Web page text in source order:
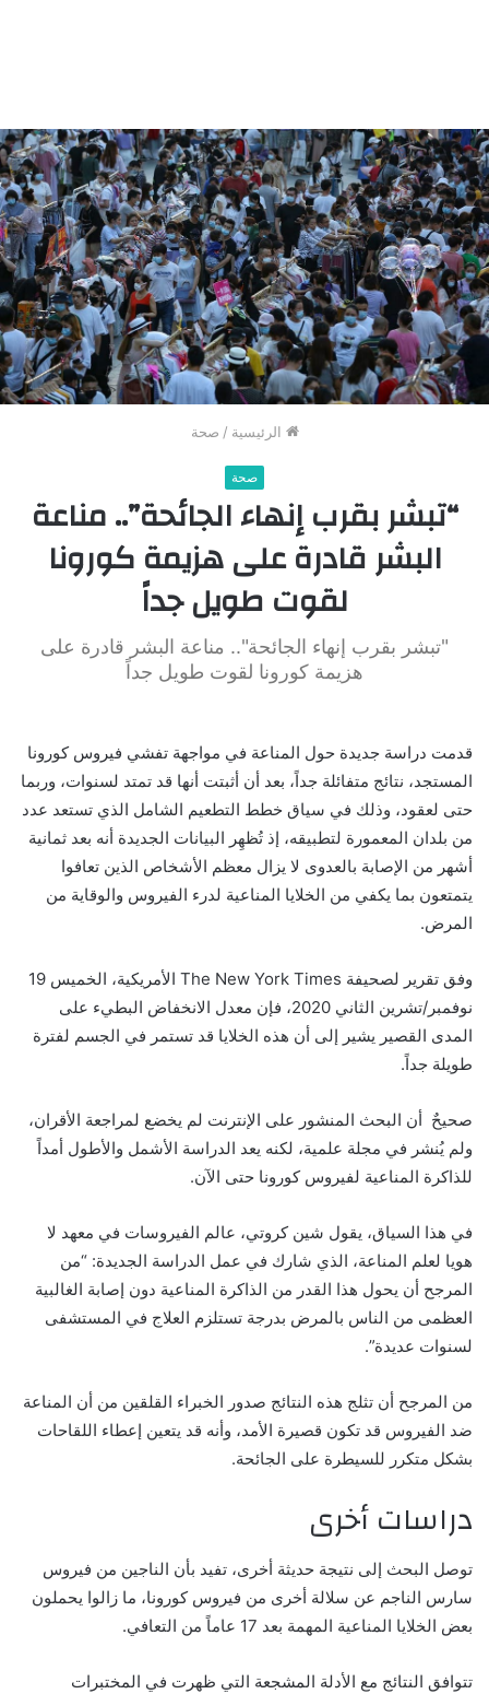
الرئيسية / صحة
صحة
“تبشر بقرب إنهاء الجائحة”.. مناعة
البشر قادرة على هزيمة كورونا
لقوت طويل جداً
"تبشر بقرب إنهاء الجائحة".. مناعة البشر قادرة على
هزيمة كورونا لقوت طويل جداً
قدمت دراسة جديدة حول المناعة في مواجهة تفشي فيروس كورونا
المستجد، نتائج متفائلة جداً، بعد أن أثبتت أنها قد تمتد لسنوات، وربما
حتى لعقود، وذلك في سياق خطط التطعيم الشامل الذي تستعد عدد
من بلدان المعمورة لتطبيقه، إذ تُظهِر البيانات الجديدة أنه بعد ثمانية
أشهر من الإصابة بالعدوى لا يزال معظم الأشخاص الذين تعافوا
يتمتعون بما يكفي من الخلايا المناعية لدرء الفيروس والوقاية من
المرض.
وفق تقرير لصحيفة The New York Times الأمريكية، الخميس 19
نوفمبر/تشرين الثاني 2020، فإن معدل الانخفاض البطيء على
المدى القصير يشير إلى أن هذه الخلايا قد تستمر في الجسم لفترة
طويلة جداً.
صحيحٌ أن البحث المنشور على الإنترنت لم يخضع لمراجعة الأقران،
ولم يُنشر في مجلة علمية، لكنه يعد الدراسة الأشمل والأطول أمداً
للذاكرة المناعية لفيروس كورونا حتى الآن.
في هذا السياق، يقول شين كروتي، عالم الفيروسات في معهد لا
هويا لعلم المناعة، الذي شارك في عمل الدراسة الجديدة: “من
المرجح أن يحول هذا القدر من الذاكرة المناعية دون إصابة الغالبية
العظمى من الناس بالمرض بدرجة تستلزم العلاج في المستشفى
لسنوات عديدة”.
من المرجح أن تثلج هذه النتائج صدور الخبراء القلقين من أن المناعة
ضد الفيروس قد تكون قصيرة الأمد، وأنه قد يتعين إعطاء اللقاحات
بشكل متكرر للسيطرة على الجائحة.
دراسات أخرى
توصل البحث إلى نتيجة حديثة أخرى، تفيد بأن الناجين من فيروس
سارس الناجم عن سلالة أخرى من فيروس كورونا، ما زالوا يحملون
بعض الخلايا المناعية المهمة بعد 17 عاماً من التعافي.
تتوافق النتائج مع الأدلة المشجعة التي ظهرت في المختبرات